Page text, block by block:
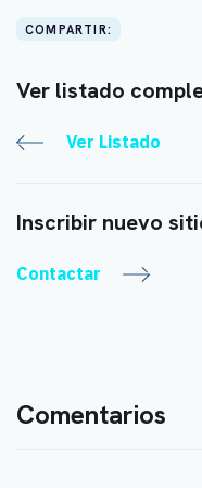
COMPARTIR:
Ver listado
Ver Listado
Inscribir nuevo
Contactar
Comentarios